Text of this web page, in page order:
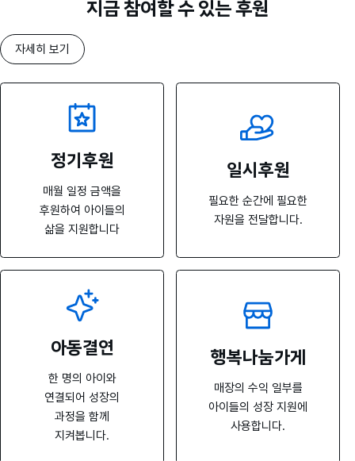
지금 참여할 수 있는 후원
자세히 보기
정기후원
매월 일정 금액을
후원하여 아이들의
삶을 지원합니다
일시후원
필요한 순간에 필요한
자원을 전달합니다.
아동결연
한 명의 아이와
연결되어 성장의
과정을 함께
지켜봅니다.
행복나눔가게
매장의 수익 일부를
아이들의 성장 지원에
사용합니다.